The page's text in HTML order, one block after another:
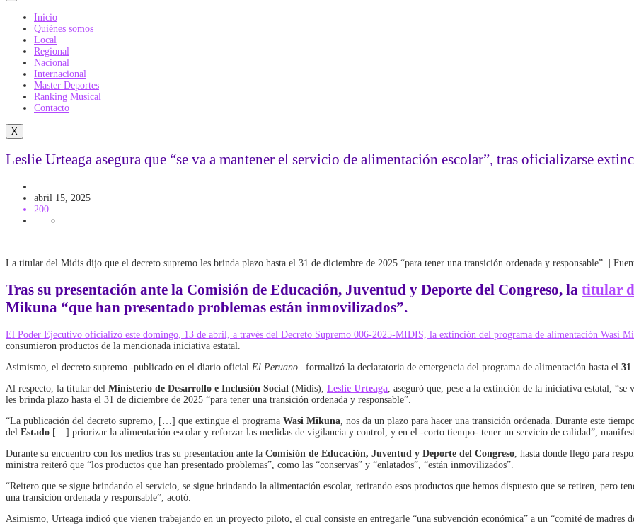
Inicio
Quiénes somos
Local
Regional
Nacional
Internacional
Master Deportes
Ranking Musical
Contacto
X
Leslie Urteaga asegura que “se va a mantener el servicio de alimentación escolar”, tras oficializarse
abril 15, 2025
200
La titular del Midis dijo que el decreto supremo les brinda plazo hasta el 31 de diciembre de 2025 “para tener una transición ordenada y responsable”. |
Tras su presentación ante la Comisión de Educación, Juventud y Deporte del Congreso, la titular
Mikuna “que han presentado problemas están inmovilizados”.
El Poder Ejecutivo oficializó este domingo, 13 de abril, a través del Decreto Supremo 006-2025-MIDIS, la extinción del programa de alimentación Wasi
consumieron productos de la mencionada iniciativa estatal.
Asimismo, el decreto supremo -publicado en el diario oficial El Peruano– formalizó la declaratoria de emergencia del programa de alimentación hasta el 31
Al respecto, la titular del Ministerio de Desarrollo e Inclusión Social (Midis), Leslie Urteaga , aseguró que, pese a la extinción de la iniciativa estatal,
les brinda plazo hasta el 31 de diciembre de 2025 “para tener una transición ordenada y responsable”.
“La publicación del decreto supremo, […] que extingue el programa Wasi Mikuna , nos da un plazo para hacer una transición ordenada. Durante este
del Estado […] priorizar la alimentación escolar y reforzar las medidas de vigilancia y control, y en el -corto tiempo- tener un servicio de calidad”,
Durante su encuentro con los medios tras su presentación ante la Comisión de Educación, Juventud y Deporte del Congreso , hasta donde llegó para
ministra reiteró que “los productos que han presentado problemas”, como las “conservas” y “enlatados”, “están inmovilizados”.
“Reitero que se sigue brindando el servicio, se sigue brindando la alimentación escolar, retirando esos productos que hemos dispuesto que se retiren, pero
una transición ordenada y responsable”, acotó.
Asimismo, Urteaga indicó que vienen trabajando en un proyecto piloto, el cual consiste en entregarle “una subvención económica” a un “comité de madres